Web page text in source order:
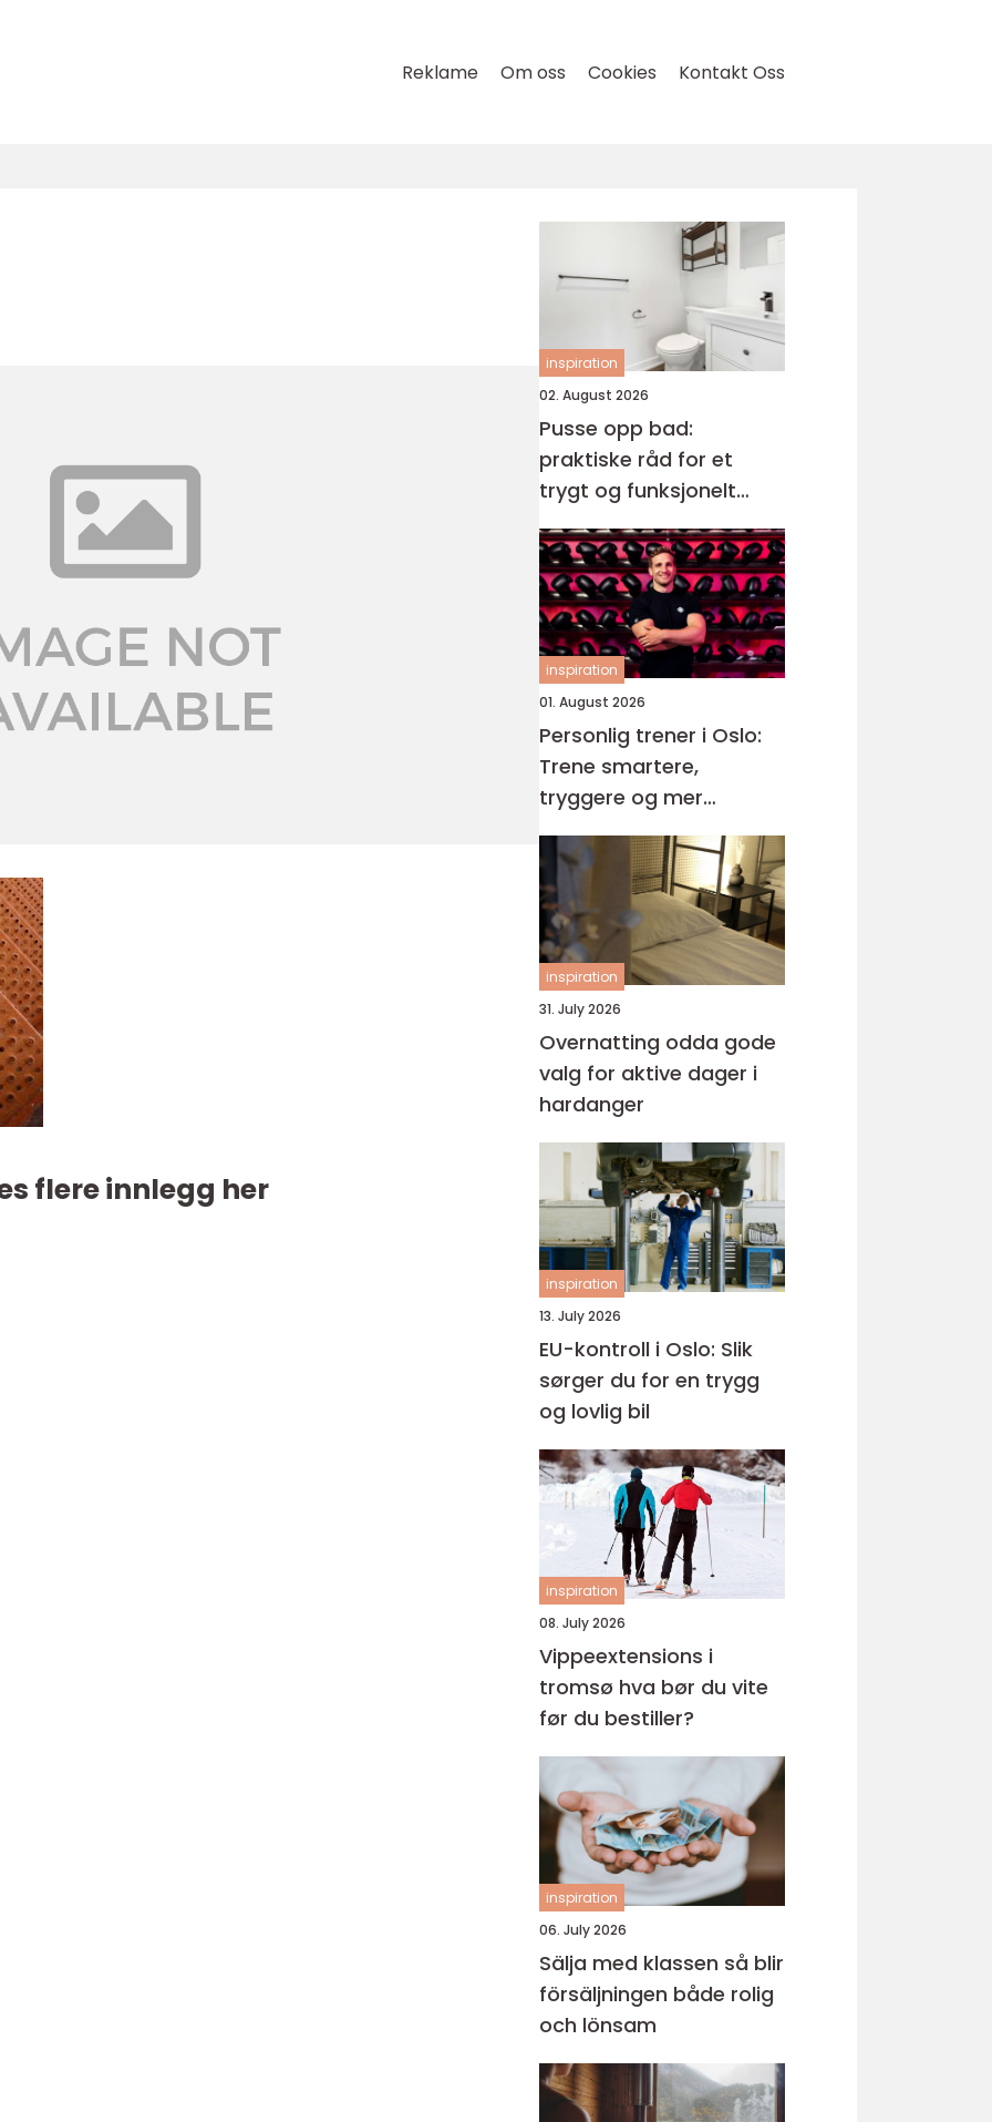
Reklame Om oss Cookies Kontakt Oss
flere innlegg her
inspiration
02. August 2026
Pusse opp bad:
praktiske råd for et
trygt og funksjonelt
våtrom
inspiration
01. August 2026
Personlig trener i Oslo:
Trene smartere,
tryggere og mer
målrettet
inspiration
31. July 2026
Overnatting odda gode
valg for aktive dager i
hardanger
inspiration
13. July 2026
EU-kontroll i Oslo: Slik
sørger du for en trygg
og lovlig bil
inspiration
08. July 2026
Vippeextensions i
tromsø hva bør du vite
før du bestiller?
inspiration
06. July 2026
Sälja med klassen så blir
försäljningen både rolig
och lönsam